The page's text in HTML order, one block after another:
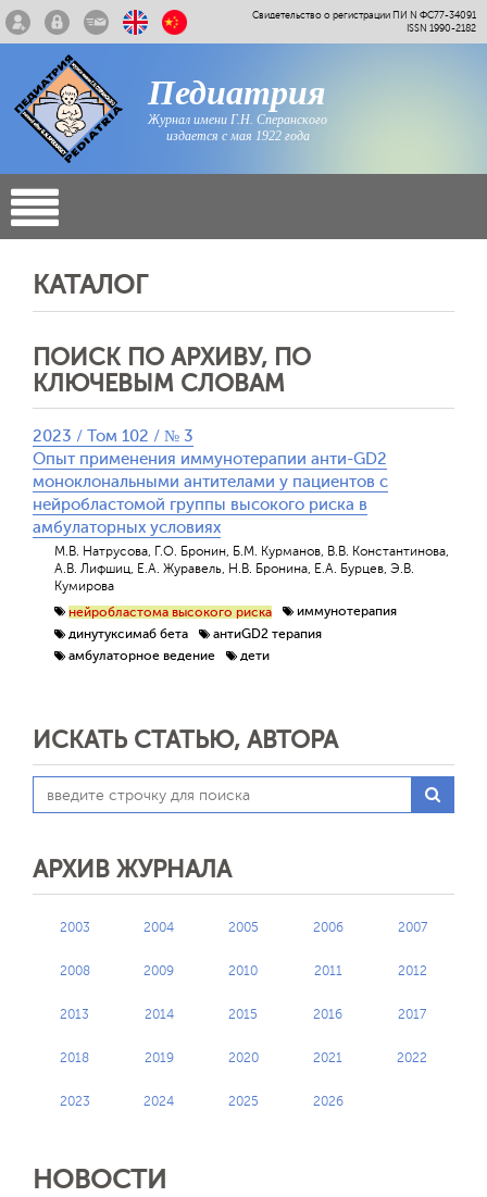
Свидетельство о регистрации ПИ N ФС77-34091
ISSN 1990-2182
Педиатрия
Журнал имени Г.Н. Сперанского
издается с мая 1922 года
КАТАЛОГ
ПОИСК ПО АРХИВУ, ПО
КЛЮЧЕВЫМ СЛОВАМ
2023 / Том 102 / № 3
Опыт применения иммунотерапии анти-GD2
моноклональными антителами у пациентов с
нейробластомой группы высокого риска в
амбулаторных условиях
М.В. Натрусова, Г.О. Бронин, Б.М. Курманов, В.В. Константинова,
А.В. Лифшиц, Е.А. Журавель, Н.В. Бронина, Е.А. Бурцев, Э.В.
Кумирова
нейробластома высокого риска
иммунотерапия
динутуксимаб бета
антиGD2 терапия
амбулаторное ведение
дети
ИСКАТЬ СТАТЬЮ, АВТОРА
АРХИВ ЖУРНАЛА
2003 2004 2005 2006 2007
2008 2009 2010 2011 2012
2013 2014 2015 2016 2017
2018 2019 2020 2021 2022
2023 2024 2025 2026
НОВОСТИ